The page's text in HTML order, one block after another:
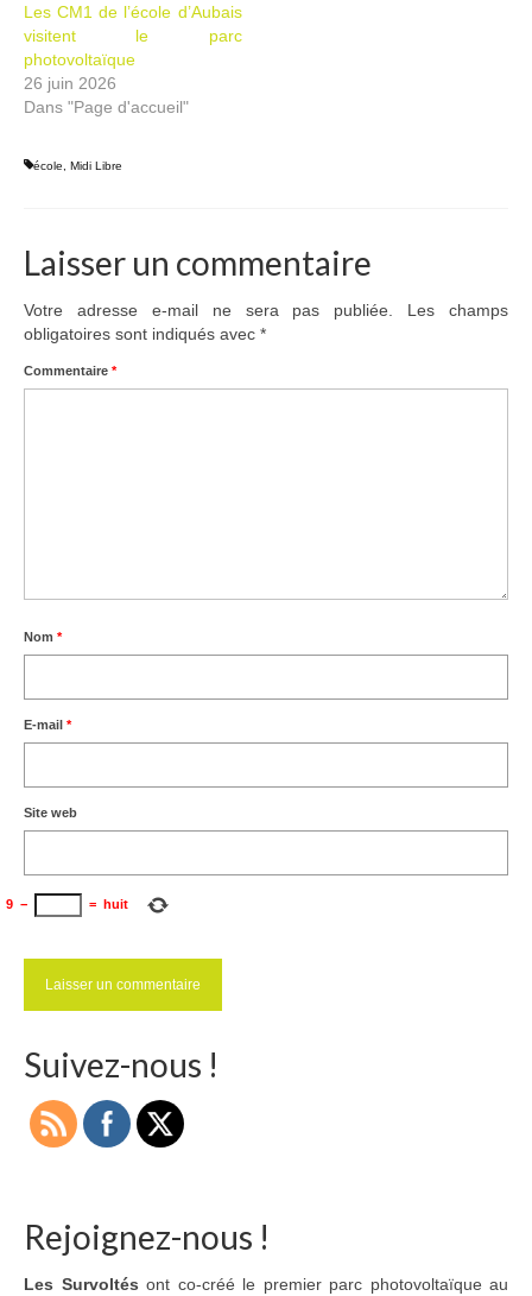
Les CM1 de l’école d’Aubais
visitent le parc
photovoltaïque
26 juin 2026
Dans "Page d'accueil"
école Midi Libre
Laisser un commentaire
Votre adresse e-mail ne sera pas publiée.
Les champs
obligatoires sont indiqués avec *
Commentaire *
Nom *
E-mail *
Site web
9 − = huit
Suivez-nous !
Rejoignez-nous !
Les Survoltés ont co-créé le premier parc photovoltaïque au